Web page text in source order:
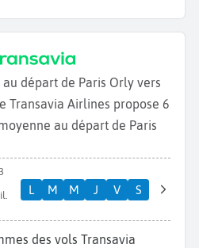
départ de Paris Orly vers
Transavia Airlines propose 6
au départ de Paris
L M M J V S